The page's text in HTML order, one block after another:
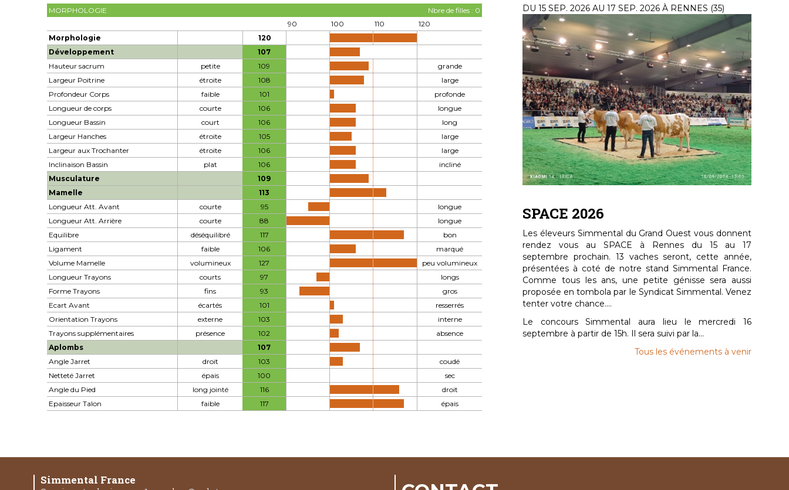
MORPHOLOGIE
Nbre de filles : 0
90
100 110
120
Morphologie
120
Développement
107
Hauteur sacrum
petite 109
grande
Largeur Poitrine
étroite 108
large
Profondeur Corps
faible 101
profonde
Longueur de corps
courte 106
longue
Longueur Bassin
court 106
long
Largeur Hanches
étroite 105
large
Largeur aux Trochanter
étroite 106
large
Inclinaison Bassin
plat 106
incliné
Musculature
109
Mamelle
113
Longueur Att. Avant
courte 95
longue
Longueur Att. Arrière
courte 88
longue
Equilibre
déséquilibré 117
bon
Ligament
faible 106
marqué
Volume Mamelle
volumineux 127
peu volumineux
Longueur Trayons
courts 97
longs
Forme Trayons
fins 93
gros
Ecart Avant
écartés 101
resserrés
Orientation Trayons
externe 103
interne
Trayons supplémentaires
présence 102
absence
Aplombs
107
Angle Jarret
droit 103
coudé
Netteté Jarret
épais 100
sec
Angle du Pied
long jointé 116
droit
Epaisseur Talon
faible 117 épais
DU 15 SEP. 2026 AU 17 SEP. 2026 À RENNES (35)
SPACE 2026
Les éleveurs Simmental du Grand Ouest vous donnent
rendez vous au SPACE à Rennes du 15 au 17
septembre prochain. 13 vaches seront, cette année,
présentées à coté de notre stand Simmental France.
Comme tous les ans, une petite génisse sera aussi
proposée en tombola par le Syndicat Simmental. Venez
tenter votre chance....
Le concours Simmental aura lieu le mercredi 16
septembre à partir de 15h. Il sera suivi par la...
Tous les événements à venir
Simmental France